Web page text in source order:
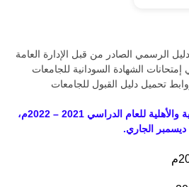
للجامعات السودانية للاعوام ( 2019، 2020 ) هذا الدليل الرسمي الصادر من قبل الإدارة العامة
الشهادة السودانية للجامعات
نقدم لكم روابط تحميل دليل القبول للجامعات
هام : بدء التقديم للقبول لمؤسسات التعليم العالي والبحث العلمي الحكومية والأهلية للعام الدراسي 2021 – 2022م،